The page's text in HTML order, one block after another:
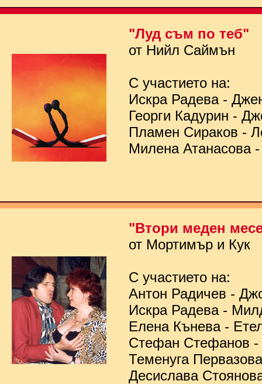
"Луд съм по теб"
от Нийл Саймън
С участието на:
Искра Радева -
Георги Кадурин -
Пламен Сираков -
Милена Атанасова
"Втори меден
от Мортимър и Кук
С участието на:
Антон Радичев -
Искра Радева -
Елена Кънева -
Стефан Стефанов
Теменуга
Десислава